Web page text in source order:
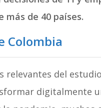
de 40 países.
Colombia
relevantes del
digitalmente